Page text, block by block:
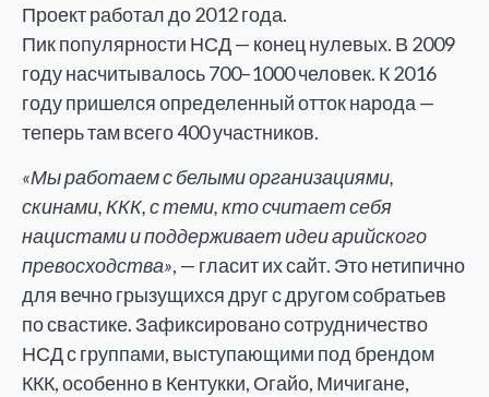
Проект работал до 2012 года.
Пик популярности НСД — конец нулевых. В 2009
году насчитывалось 700–1000 человек. К 2016
году пришелся определенный отток народа —
теперь там всего 400 участников.
«Мы работаем с белыми организациями,
скинами, ККК, с теми, кто считает себя
нацистами и поддерживает идеи арийского
превосходства», — гласит их сайт. Это нетипично
для вечно грызущихся друг с другом собратьев
по свастике. Зафиксировано сотрудничество
НСД с группами, выступающими под брендом
ККК, особенно в Кентукки, Огайо, Мичигане,